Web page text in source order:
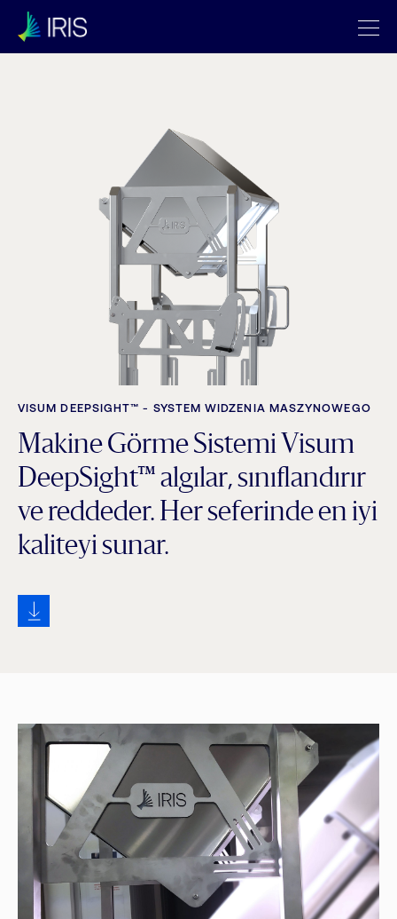
Archiwa:
VISUM DEEPSIGHT™ - SYSTEM WIDZENIA MASZYNOWEGO
Makine Görme Sistemi Visum
DeepSight™ algılar, sınıflandırır
ve reddeder. Her seferinde en iyi
kaliteyi sunar.